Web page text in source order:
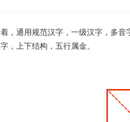
着，通用规范汉字，一级汉字，多
字，上下结构，五行属金。